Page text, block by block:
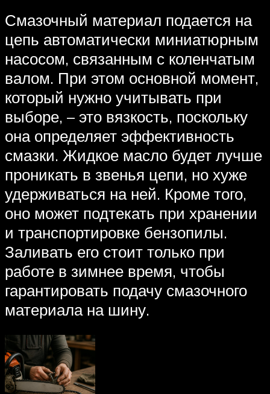
Смазочный материал подается на
цепь автоматически миниатюрным
насосом, связанным с коленчатым
валом. При этом основной момент,
который нужно учитывать при
выборе, – это вязкость, поскольку
она определяет эффективность
смазки. Жидкое масло будет лучше
проникать в звенья цепи, но хуже
удерживаться на ней. Кроме того,
оно может подтекать при хранении
и транспортировке бензопилы.
Заливать его стоит только при
работе в зимнее время, чтобы
гарантировать подачу смазочного
материала на шину.